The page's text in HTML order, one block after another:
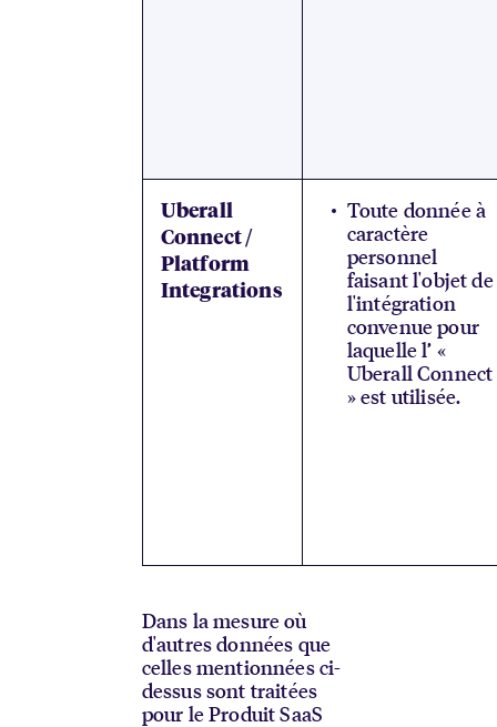
Uberall
Connect /
Platform
Integrations
Toute donnée à
caractère
personnel
faisant l'objet de
l'intégration
convenue pour
laquelle l’ «
Uberall Connect
» est utilisée.
Dans la mesure où
d'autres données que
celles mentionnées ci-
dessus sont traitées
pour le Produit SaaS